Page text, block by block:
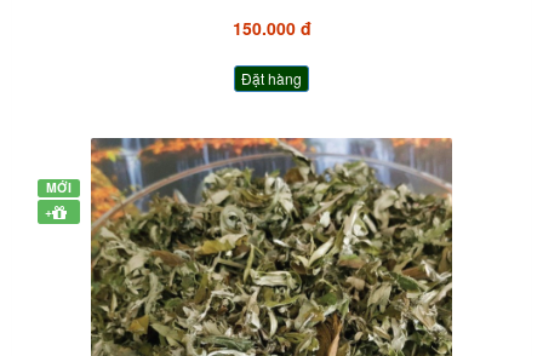
150.000 đ
Đặt hàng
MỚI
+